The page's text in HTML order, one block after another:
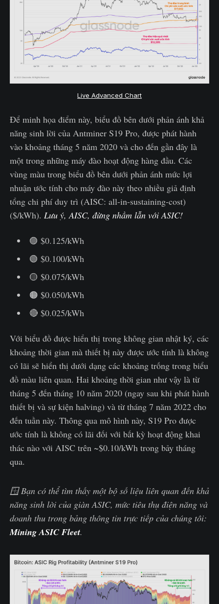
Live Advanced Chart
Để minh họa điểm này, biểu đồ bên dưới phản ánh khả
năng sinh lời của Antminer S19 Pro, được phát hành
vào khoảng tháng 5 năm 2020 và cho đến gần đây là
một trong những máy đào hoạt động hàng đầu. Các
vùng màu trong biểu đồ bên dưới phản ánh mức lợi
nhuận ước tính cho máy đào này theo nhiều giả định
tổng chi phí duy trì (AISC: all-in-sustaining-cost)
($/kWh). Lưu ý, AISC, đừng nhầm lẫn với ASIC!
🟣 $0.125/kWh
🟢 $0.100/kWh
🟡 $0.075/kWh
🟠 $0.050/kWh
🔴 $0.025/kWh
Với biểu đồ được hiển thị trong không gian nhật ký, các
khoảng thời gian mà thiết bị này được ước tính là không
có lãi sẽ hiển thị dưới dạng các khoảng trống trong biểu
đồ màu liên quan. Hai khoảng thời gian như vậy là từ
tháng 5 đến tháng 10 năm 2020 (ngay sau khi phát hành
thiết bị và sự kiện halving) và từ tháng 7 năm 2022 cho
đến tuần này. Thông qua mô hình này, S19 Pro được
ước tính là không có lãi đối với bất kỳ hoạt động khai
thác nào với AISC trên ~$0.10/kWh trong bảy tháng
qua.
🪟 Bạn có thể tìm thấy một bộ số liệu liên quan đến khả
năng sinh lời của giàn ASIC, mức tiêu thụ điện năng và
doanh thu trong bảng thông tin trực tiếp của chúng tôi:
Mining ASIC Fleet.